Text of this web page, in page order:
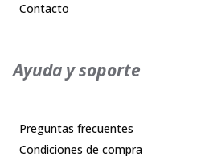
Contacto
Ayuda y soporte
Preguntas frecuentes
Condiciones de compra